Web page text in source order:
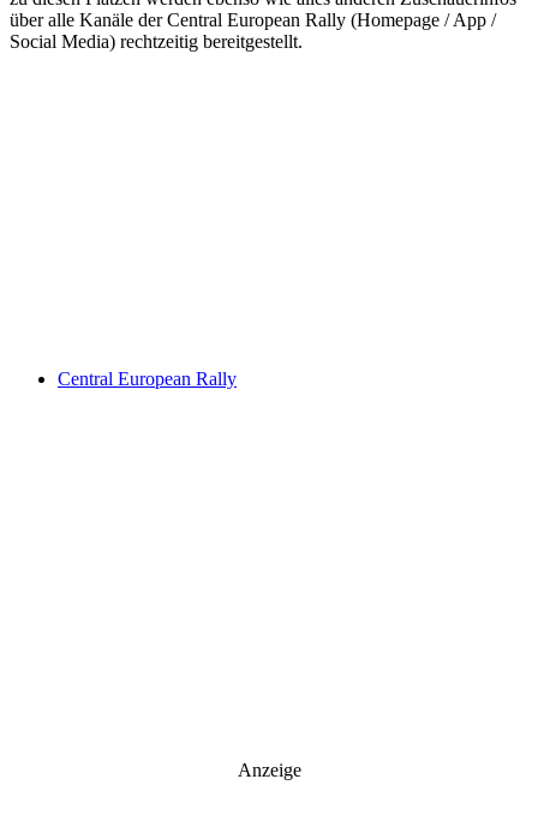
über alle Kanäle der Central European Rally (Homepage / App /
Social Media) rechtzeitig bereitgestellt.
Central European Rally
Anzeige